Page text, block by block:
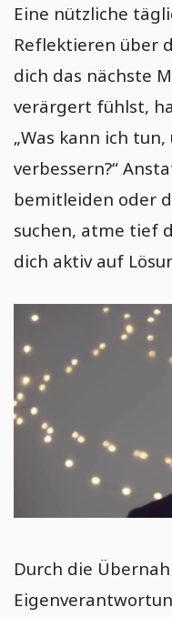
Eine nützliche
Reflektieren über
dich das nächste
verärgert fühlst,
„Was kann ich
verbessern?“
bemitleiden oder
suchen, atme tief
dich aktiv auf
Durch die